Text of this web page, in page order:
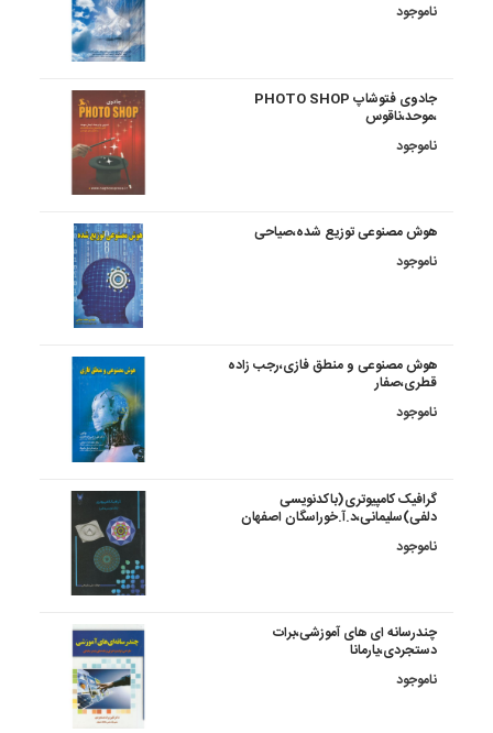
ناموجود
جادوی فتوشاپ PHOTO SHOP
،موحد،ناقوس
ناموجود
هوش مصنوعی توزیع شده،صیاحی
ناموجود
هوش مصنوعی و منطق فازی،رجب زاده
قطری،صفار
ناموجود
گرافیک کامپیوتری(باکدنویسی
دلفی)سلیمانی،د.آ.خوراسگان اصفهان
ناموجود
چندرسانه ای های آموزشی،برات
دستجردی،یارمانا
ناموجود